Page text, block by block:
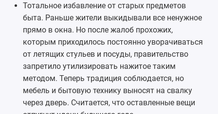
Тотальное избавление от старых предметов
быта. Раньше жители выкидывали все ненужное
прямо в окна. Но после жалоб прохожих,
которым приходилось постоянно уворачиваться
от летящих стульев и посуды, правительство
запретило утилизировать нажитое таким
методом. Теперь традиция соблюдается, но
мебель и бытовую технику выносят на свалку
через дверь. Считается, что оставленные вещи